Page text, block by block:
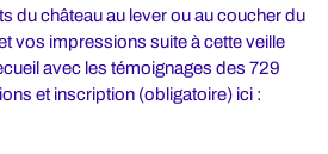
du château au lever ou au coucher du
vos impressions suite à cette veille
avec les témoignages des 729
et inscription (obligatoire) ici :